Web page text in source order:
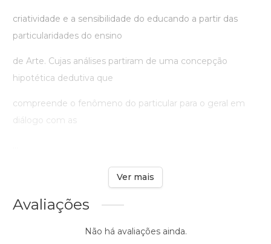
criatividade e a sensibilidade do educando a partir das
particularidades do ensino
de Arte. Cujas análises partiram de uma concepção
hipotética dedutiva que
compreende o fenômeno do particular para o geral em
diálogo com as
Ver mais
Avaliações
Não há avaliações ainda.